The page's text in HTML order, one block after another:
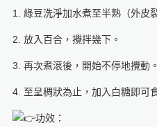
1. 綠豆洗淨加水煮至半熟（外皮
2. 放入百合，攪拌幾下。
3. 再次煮滾後，開始不停地攪動
4. 至呈稠狀為止，加入白糖即可
功效：